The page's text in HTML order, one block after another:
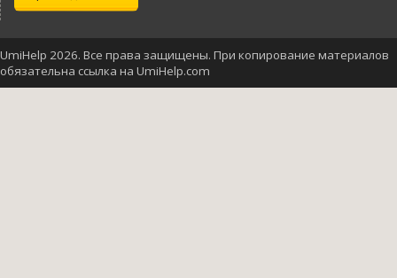
UmiHelp 2026. Все права защищены. При копирование материалов
обязательна ссылка на UmiHelp.com